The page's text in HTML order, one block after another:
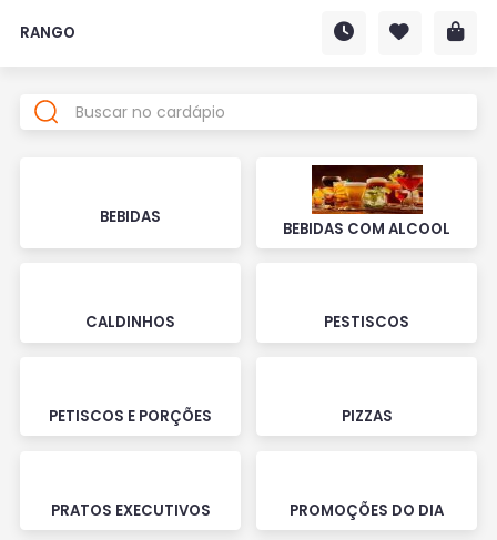
RANGO
BEBIDAS
BEBIDAS COM ALCOOL
CALDINHOS PESTISCOS
PETISCOS E PORÇÕES PIZZAS
PRATOS EXECUTIVOS PROMOÇÕES DO DIA